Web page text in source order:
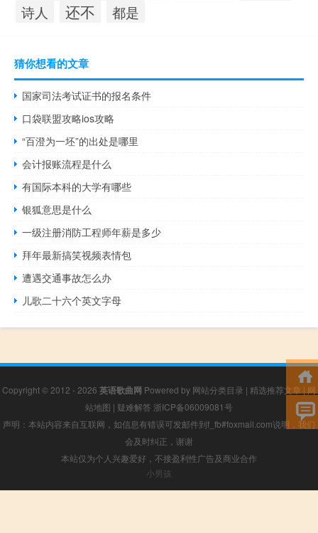
诗人 还不 都是
猜你想看的文章
国家司法考试证书的报名条件
口袋联盟攻略ios攻略
“百澄为一坯”的出处是哪里
会计报账流程是什么
有国际本科的大学有哪些
银狐意思是什么
一级注册消防工程师年薪是多少
拜年最新搞笑视频表情包
遭遇交通事故怎么办
儿歌二十六个英文字母
Copyright © 2012 - 2026 英语歌曲网 Powered by 网站分类目录 | 精选推荐文章 | 网
站地图 | 疑难解答 浙ICP备06009081号
声明：本站内容来自互联网，如信息有错误可发邮件到f_fb#foxmail.com说明，我们
会及时纠正，谢谢
本站仅为个人兴趣爱好，不接盈利性广告及商业合作
小男孩